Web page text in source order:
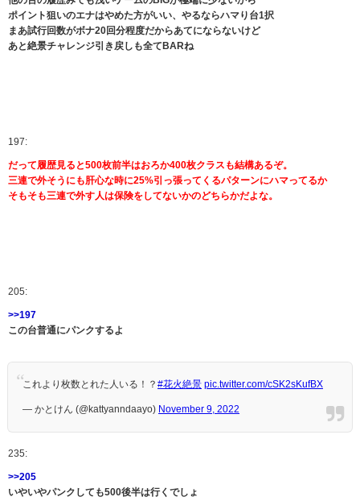
ポイント狙いのエナはやめた方がいい、やるならハマり台1択
まあ試行回数がボナ20回分程度だからあてにならないけど
あと絶景チャレンジ引き戻しも全てBARね
197:
だって履歴見ると500枚前半はおろか400枚クラスも結構あるぞ。
三連で外そうにも肝心な時に25%引っ張ってくるパターンにハマってるか
そもそも三連で外す人は保険をしてないかのどちらかだよな。
205:
>>197
この台普通にパンクするよ
これより枚数とれた人いる！？ #花火絶景 pic.twitter.com/cSK2sKufBX
— かとけん (@kattyanndaayo) November 9, 2022
235:
>>205
いやいやパンクしても500後半は行くでしょ